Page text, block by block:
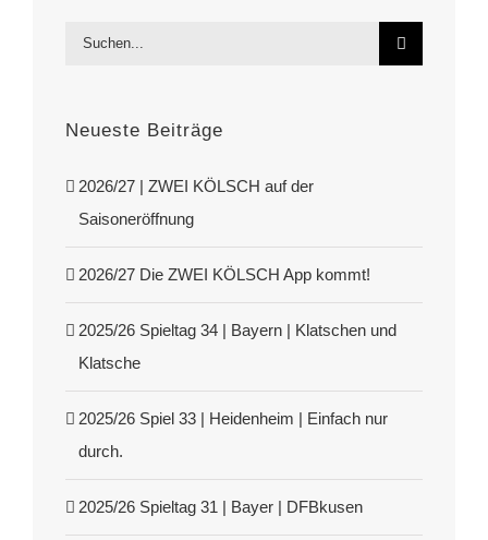
Suche
Neueste Beiträge
2026/27 | ZWEI KÖLSCH auf der
Saisoneröffnung
2026/27 Die ZWEI KÖLSCH App kommt!
2025/26 Spieltag 34 | Bayern | Klatschen und
Klatsche
2025/26 Spiel 33 | Heidenheim | Einfach nur
durch.
2025/26 Spieltag 31 | Bayer | DFBkusen